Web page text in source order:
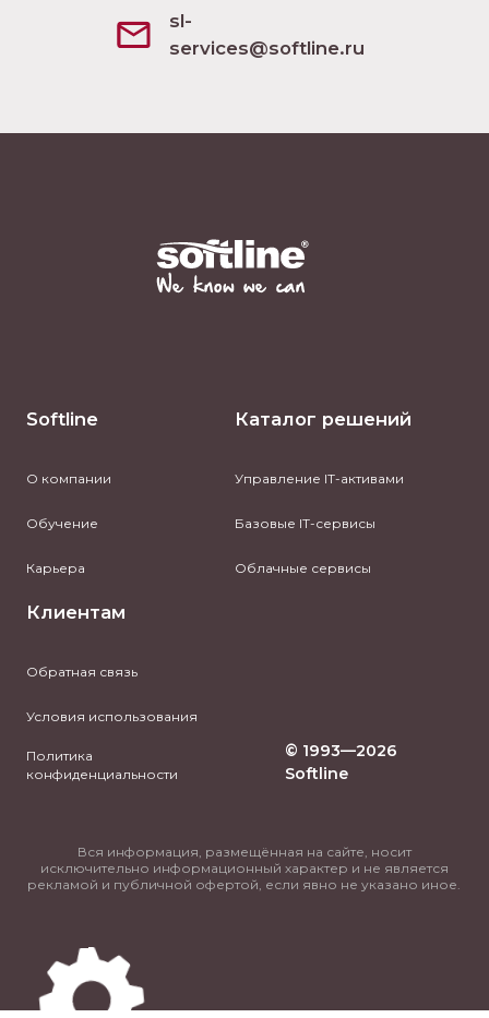
sl-
services@softline.ru
Softline
О компании
Обучение
Карьера
Каталог решений
Управление IT-активами
Базовые IT-сервисы
Облачные сервисы
Клиентам
Обратная связь
Условия использования
Политика
конфиденциальности
© 1993—2026
Softline
Вся информация, размещённая на сайте, носит
исключительно информационный характер и не является
рекламой и публичной офертой, если явно не указано иное.